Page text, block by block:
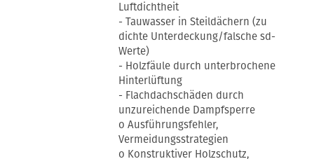
Luftdichtheit
- Tauwasser in Steildächern (zu
dichte Unterdeckung/falsche sd-
Werte)
- Holzfäule durch unterbrochene
Hinterlüftung
- Flachdachschäden durch
unzureichende Dampfsperre
o Ausführungsfehler,
Vermeidungsstrategien
o Konstruktiver Holzschutz,